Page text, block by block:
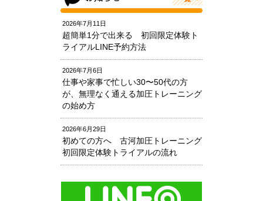
2026年7月11日
超簡単1分で出来る 初回限定体験ト
ライアルLINE予約方法
2026年7月6日
仕事や家事で忙しい30〜50代の方
が、無理なく通える加圧トレーニング
の始め方
2026年6月29日
初めての方へ 古河加圧トレーニング
初回限定体験トライアルの流れ